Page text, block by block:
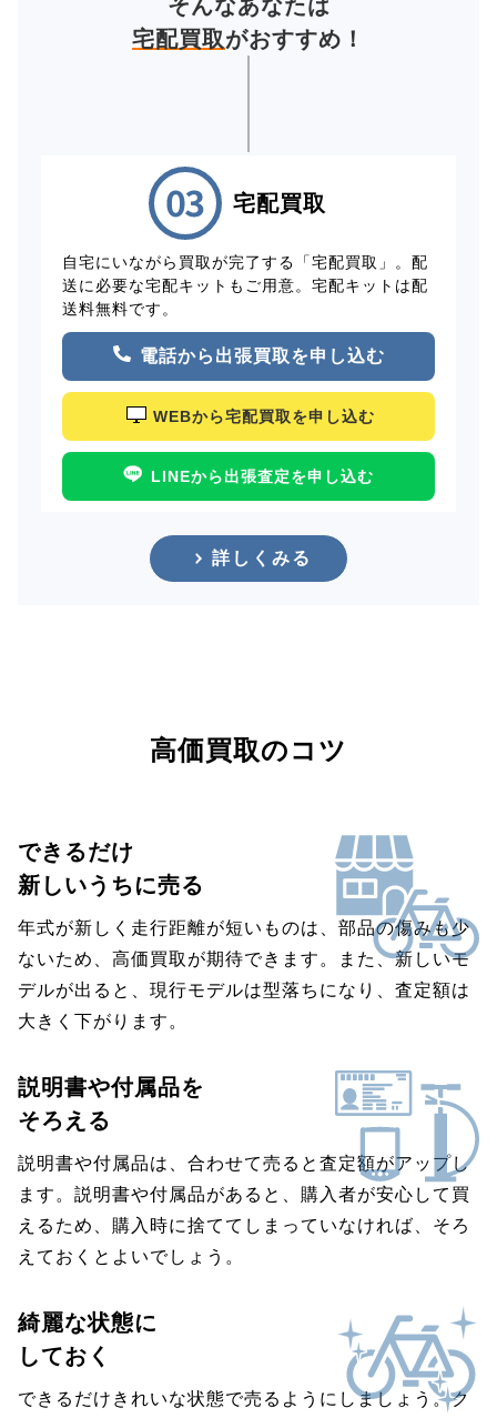
そんなあなたは
宅配買取がおすすめ！
宅配買取
自宅にいながら買取が完了する「宅配買取」。配
送に必要な宅配キットもご用意。宅配キットは配
送料無料です。
電話から出張買取を申し込む
WEBから宅配買取を申し込む
LINEから出張査定を申し込む
詳しくみる
高価買取のコツ
できるだけ
新しいうちに売る
年式が新しく走行距離が短いものは、部品の傷みも少
ないため、高価買取が期待できます。また、新しいモ
デルが出ると、現行モデルは型落ちになり、査定額は
大きく下がります。
説明書や付属品を
そろえる
説明書や付属品は、合わせて売ると査定額がアップし
ます。説明書や付属品があると、購入者が安心して買
えるため、購入時に捨ててしまっていなければ、そろ
えておくとよいでしょう。
綺麗な状態に
しておく
できるだけきれいな状態で売るようにしましょう。ク